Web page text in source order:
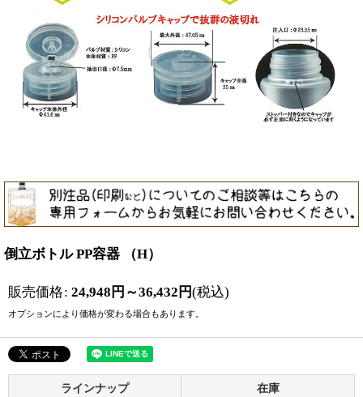
倒立ボトル PP容器 （H）
販売価格: 24,948 円 ～36,432 円(税込)
オプションにより価格が変わる場合もあります。
ラインナップ 在庫